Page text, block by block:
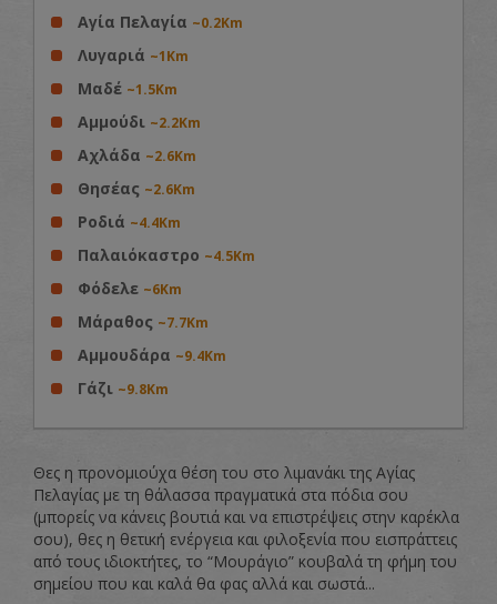
Αγία Πελαγία ~0.2Km
Λυγαριά ~1Km
Μαδέ ~1.5Km
Αμμούδι ~2.2Km
Αχλάδα ~2.6Km
Θησέας ~2.6Km
Ροδιά ~4.4Km
Παλαιόκαστρο ~4.5Km
Φόδελε ~6Km
Μάραθος ~7.7Km
Αμμουδάρα ~9.4Km
Γάζι ~9.8Km
Θες η προνομιούχα θέση του στο λιμανάκι της Αγίας
Πελαγίας με τη θάλασσα πραγματικά στα πόδια σου
(μπορείς να κάνεις βουτιά και να επιστρέψεις στην καρέκλα
σου), θες η θετική ενέργεια και φιλοξενία που εισπράττεις
από τους ιδιοκτήτες, το “Μουράγιο” κουβαλά τη φήμη του
σημείου που και καλά θα φας αλλά και σωστά...